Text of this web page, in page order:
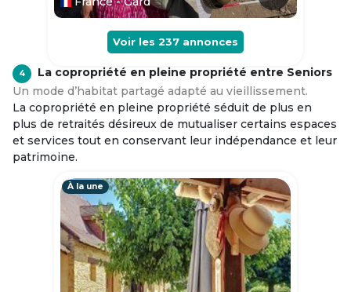
Voir les 237 annonces
4
La copropriété en pleine propriété entre Seniors
Un mode d’habitat partagé adapté au vieillissement.
La copropriété en pleine propriété séduit de plus en
plus de retraités désireux de mutualiser certains espaces
et services tout en conservant leur indépendance et leur
patrimoine.
À la une